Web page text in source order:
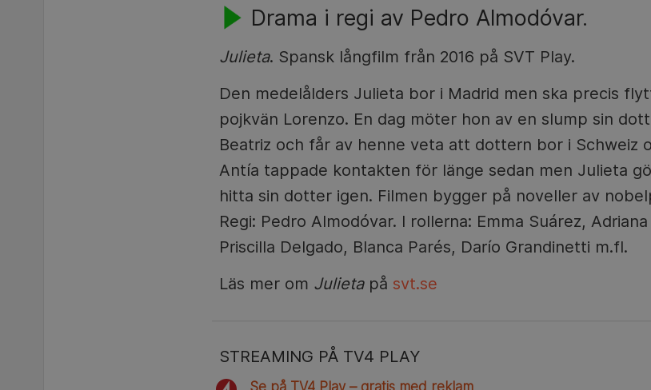
Drama i regi av Pedro Almodóvar.
Julieta. Spansk långfilm från 2016 på SVT Play.
Den medelålders Julieta bor i Madrid men ska precis
pojkvän Lorenzo. En dag möter hon av en slump sin
Beatriz och får av henne veta att dottern bor i Schweiz
Antía tappade kontakten för länge sedan men Julieta
hitta sin dotter igen. Filmen bygger på noveller av
Regi: Pedro Almodóvar. I rollerna: Emma Suárez,
Priscilla Delgado, Blanca Parés, Darío Grandinetti m.fl.
Läs mer om Julietapå svt.se
STREAMING PÅ TV4 PLAY